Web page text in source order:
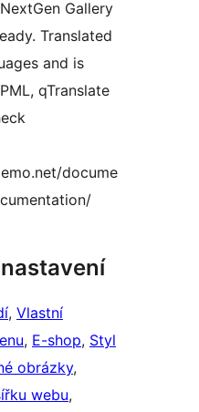
Gallery
Translated
and is
qTranslate
docume
, Vlastní
, E-shop, Styl
obrázky
webu